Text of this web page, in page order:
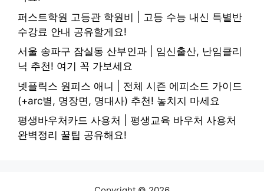
퍼스트학원 고등관 학원비 | 고등 수능 내신 특별반
수강료 안내 공유할게요!
서울 송파구 잠실동 산부인과 | 임신출산, 난임클리
닉 추천! 여기 꼭 가보세요
넷플릭스 원피스 애니 | 전체 시즌 에피소드 가이드
(+arc별, 명장면, 명대사) 추천! 놓치지 마세요
평생바우처카드 사용처 | 평생교육 바우처 사용처
완벽정리 꿀팁 공유해요!